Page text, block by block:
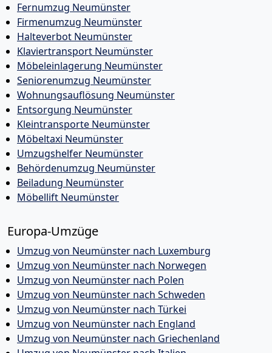
Fernumzug Neumünster
Firmenumzug Neumünster
Halteverbot Neumünster
Klaviertransport Neumünster
Möbeleinlagerung Neumünster
Seniorenumzug Neumünster
Wohnungsauflösung Neumünster
Entsorgung Neumünster
Kleintransporte Neumünster
Möbeltaxi Neumünster
Umzugshelfer Neumünster
Behördenumzug Neumünster
Beiladung Neumünster
Möbellift Neumünster
Europa-Umzüge
Umzug von Neumünster nach Luxemburg
Umzug von Neumünster nach Norwegen
Umzug von Neumünster nach Polen
Umzug von Neumünster nach Schweden
Umzug von Neumünster nach Türkei
Umzug von Neumünster nach England
Umzug von Neumünster nach Griechenland